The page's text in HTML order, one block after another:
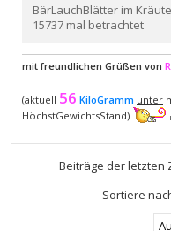
BärLauchBlätter im
15737 mal betrachtet
mit freundlichen Grüßen von
(aktuell 56 KiloGramm unter
HöchstGewichtsStand)
Beiträge der letzten
Sortiere